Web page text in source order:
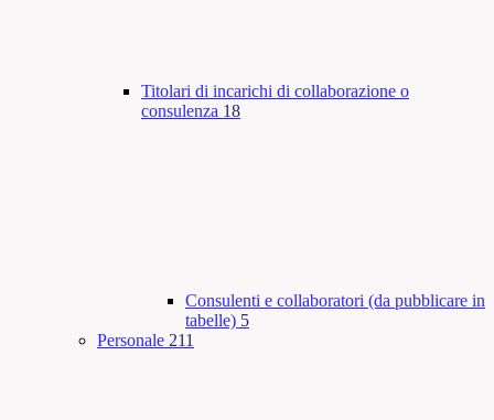
Titolari di incarichi di collaborazione o
consulenza 18
Consulenti e collaboratori (da pubblicare in
tabelle) 5
Personale 211